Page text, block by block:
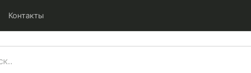
Контакты